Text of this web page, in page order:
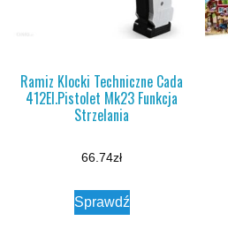
Ramiz Klocki Techniczne Cada
412El.Pistolet Mk23 Funkcja
Strzelania
66.74zł
Sprawdź